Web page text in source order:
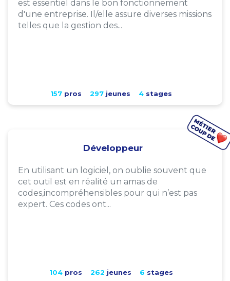
est essentiel dans le bon fonctionnement
d'une entreprise. Il/elle assure diverses missions
telles que la gestion des...
157pros 297jeunes 4stages
Développeur
En utilisant un logiciel, on oublie souvent que
cet outil est en réalité un amas de
codes,incompréhensibles pour qui n’est pas
expert. Ces codes ont...
104pros 262 jeunes 6 stages